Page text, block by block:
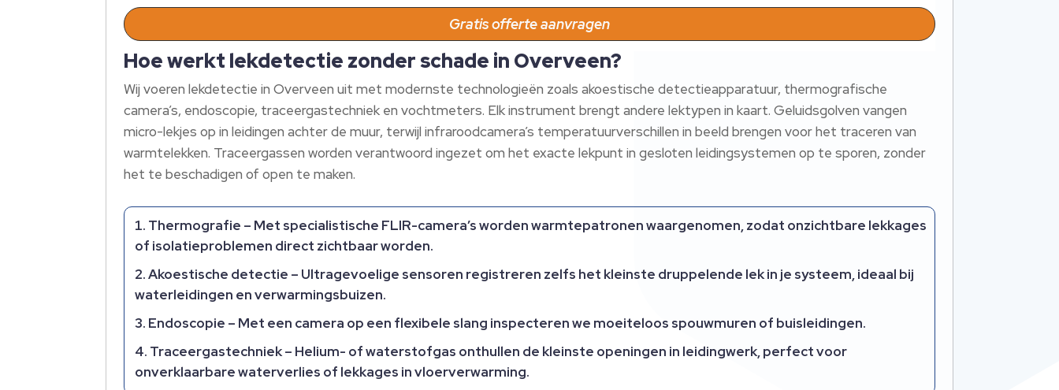
Gratis offerte aanvragen
Hoe werkt lekdetectie zonder schade in Overveen?
Wij voeren lekdetectie in Overveen uit met modernste technologieën zoals akoestische detectieapparatuur, thermografische
camera’s, endoscopie, traceergastechniek en vochtmeters. Elk instrument brengt andere lektypen in kaart. Geluidsgolven vangen
micro-lekjes op in leidingen achter de muur, terwijl infraroodcamera’s temperatuurverschillen in beeld brengen voor het traceren van
warmtelekken. Traceergassen worden verantwoord ingezet om het exacte lekpunt in gesloten leidingsystemen op te sporen, zonder
het te beschadigen of open te maken.
Thermografie – Met specialistische FLIR-camera’s worden warmtepatronen waargenomen, zodat onzichtbare lekkages
of isolatieproblemen direct zichtbaar worden.
Akoestische detectie – Ultragevoelige sensoren registreren zelfs het kleinste druppelende lek in je systeem, ideaal bij
waterleidingen en verwarmingsbuizen.
Endoscopie – Met een camera op een flexibele slang inspecteren we moeiteloos spouwmuren of buisleidingen.
Traceergastechniek– Helium- of waterstofgas onthullen de kleinste openingen in leidingwerk, perfect voor
onverklaarbare waterverlies of lekkages in vloerverwarming.